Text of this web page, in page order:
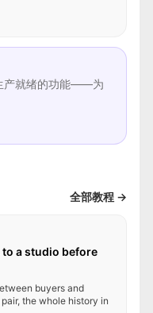
产就绪的功能——为
全部教程 →
a studio before
buyers and
the whole history in